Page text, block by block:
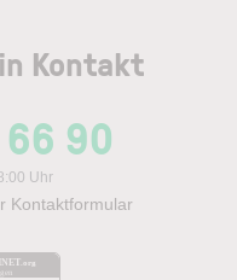
Kontakt
90
Uhr
Kontaktformular
.org